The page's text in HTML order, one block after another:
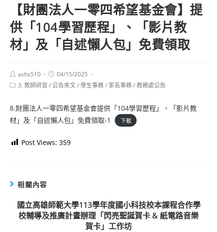
【財團法人一零四希望基金會】提
供「104學習歷程」、「影片教
材」及「自述懶人包」免費領取
Post
author:
ashs510
Post
published:
04/15/2025
Post3. 教師研習 /公告來文/學生事務/ 家長事務/教務處公告
8.財團法人一零四希望基金會提供「104學習歷程」、「影片教
材」及「自述懶人包」免費領取-1
下載
Post Views: 359
相關內容
國立高雄師範大學113學年度國小科技校本課程合作學
校輔導及推廣計畫辦理「閃亮聖誕賀卡 & 紙電路音樂
賀卡」工作坊